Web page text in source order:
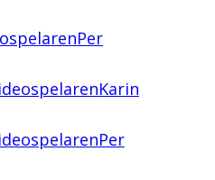
Per
Karin
Per